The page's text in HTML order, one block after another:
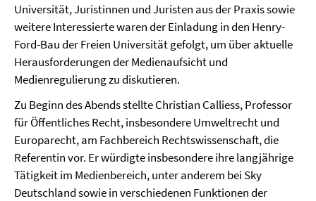
Universität, Juristinnen und Juristen aus der Praxis sowie
weitere Interessierte waren der Einladung in den Henry-
Ford-Bau der Freien Universität gefolgt, um über aktuelle
Herausforderungen der Medienaufsicht und
Medienregulierung zu diskutieren.
Zu Beginn des Abends stellte Christian Calliess, Professor
für Öffentliches Recht, insbesondere Umweltrecht und
Europarecht, am Fachbereich Rechtswissenschaft, die
Referentin vor. Er würdigte insbesondere ihre langjährige
Tätigkeit im Medienbereich, unter anderem bei Sky
Deutschland sowie in verschiedenen Funktionen der